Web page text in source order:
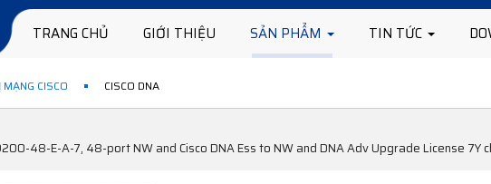
TRANG CHỦ GIỚI THIỆU SẢN PHẨM TIN TỨC
CISCO CISCO DNA
48-E-A-7, 48-port NW and Cisco DNA Ess to NW and DNA Adv Upgrade License 7Y